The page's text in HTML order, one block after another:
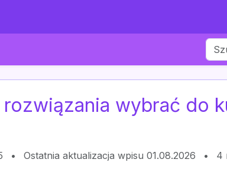
wybrać do
• Ostatnia aktualizacja wpisu 01.08.2026 • 4